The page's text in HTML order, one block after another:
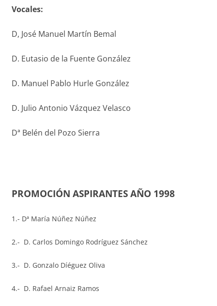
Vocales:
D, José Manuel Martín Bemal
D. Eutasio de la Fuente González
D. Manuel Pablo Hurle González
D. Julio Antonio Vázquez Velasco
Dª Belén del Pozo Sierra
PROMOCIÓN ASPIRANTES AÑO 1998
1.- Dª María Núñez Núñez
2.- D. Carlos Domingo Rodríguez Sánchez
3.- D. Gonzalo Díéguez Oliva
4.- D. Rafael Arnaiz Ramos